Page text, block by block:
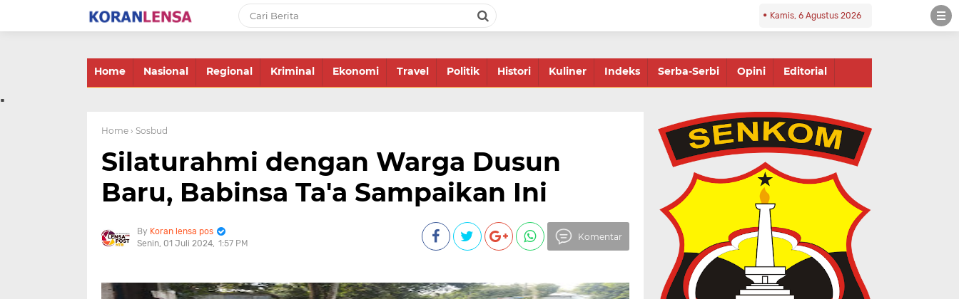
Kamis, 6 Agustus 2026
Home Nasional Regional Kriminal Ekonomi Travel Politik Histori Kuliner Indeks Serba-Serbi Opini Editorial
.
Home › Sosbud
Silaturahmi dengan Warga Dusun
Baru, Babinsa Ta'a Sampaikan Ini
Koran lensa pos
Senin, 01 Juli 2024 1:57 PM
Komentar